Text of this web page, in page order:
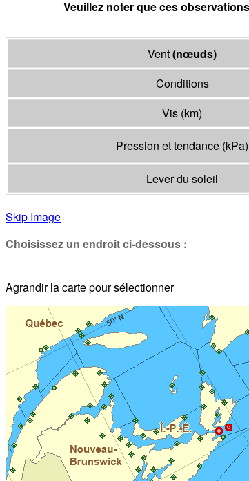
Veuillez noter que ces
Vent(nœuds)
Conditions
Vis (km)
Pression et tendance (kPa)
Lever du soleil
Skip Image
Choisissez un endroit ci-dessous :
Agrandir la carte pour sélectionner